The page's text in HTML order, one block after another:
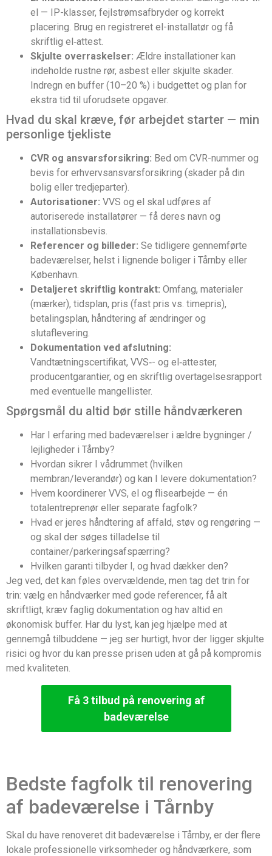
el — IP-klasser, fejlstrømsafbryder og korrekt
placering. Brug en registreret el-installatør og få
skriftlig el‑attest.
Skjulte overraskelser: Ældre installationer kan
indeholde rustne rør, asbest eller skjulte skader.
Indregn en buffer (10–20 %) i budgettet og plan for
ekstra tid til uforudsete opgaver.
Hvad du skal kræve, før arbejdet starter — min
personlige tjekliste
CVR og ansvarsforsikring: Bed om CVR-nummer og
bevis for erhvervsansvarsforsikring (skader på din
bolig eller tredjeparter).
Autorisationer: VVS og el skal udføres af
autoriserede installatører — få deres navn og
installationsbevis.
Referencer og billeder: Se tidligere gennemførte
badeværelser, helst i lignende boliger i Tårnby eller
København.
Detaljeret skriftlig kontrakt: Omfang, materialer
(mærker), tidsplan, pris (fast pris vs. timepris),
betalingsplan, håndtering af ændringer og
slutaflevering.
Dokumentation ved afslutning:
Vandtætningscertifikat, VVS‑- og el‑attester,
producentgarantier, og en skriftlig overtagelsesrapport
med eventuelle mangellister.
Spørgsmål du altid bør stille håndværkeren
Har I erfaring med badeværelser i ældre bygninger /
lejligheder i Tårnby?
Hvordan sikrer I vådrummet (hvilken
membran/leverandør) og kan I levere dokumentation?
Hvem koordinerer VVS, el og flisearbejde — én
totalentreprenør eller separate fagfolk?
Hvad er jeres håndtering af affald, støv og rengøring —
og skal der søges tilladelse til
container/parkeringsafspærring?
Hvilken garanti tilbyder I, og hvad dækker den?
Jeg ved, det kan føles overvældende, men tag det trin for
trin: vælg en håndværker med gode referencer, få alt
skriftligt, kræv faglig dokumentation og hav altid en
økonomisk buffer. Har du lyst, kan jeg hjælpe med at
gennemgå tilbuddene — jeg ser hurtigt, hvor der ligger skjulte
risici og hvor du kan presse prisen uden at gå på kompromis
med kvaliteten.
Få 3 tilbud på renovering af
badeværelse
Bedste fagfolk til renovering
af badeværelse i Tårnby
Skal du have renoveret dit badeværelse i Tårnby, er der flere
lokale professionelle virksomheder og håndværkere, som